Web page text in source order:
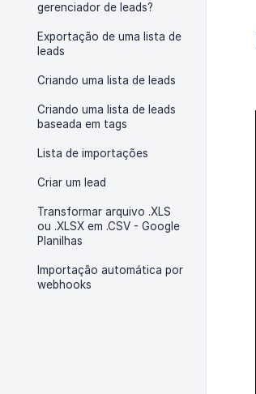
gerenciador de leads?
Exportação de uma lista de
leads
Criando uma lista de leads
Criando uma lista de leads
baseada em tags
Lista de importações
Criar um lead
Transformar arquivo .XLS
ou .XLSX em .CSV - Google
Planilhas
Importação automática por
webhooks